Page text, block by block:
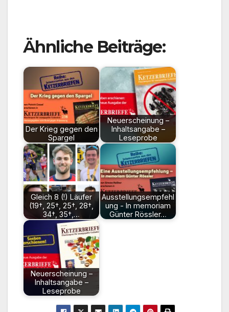
Ähnliche Beiträge:
Der Krieg gegen den
Spargel
Neuerscheinung –
Inhaltsangabe –
Leseprobe
Gleich 8 (!) Läufer
(19†, 25†, 25†, 28†,
34†, 35†,…
Ausstellungsempfehl
ung - In memoriam
Günter Rössler…
Neuerscheinung –
Inhaltsangabe –
Leseprobe